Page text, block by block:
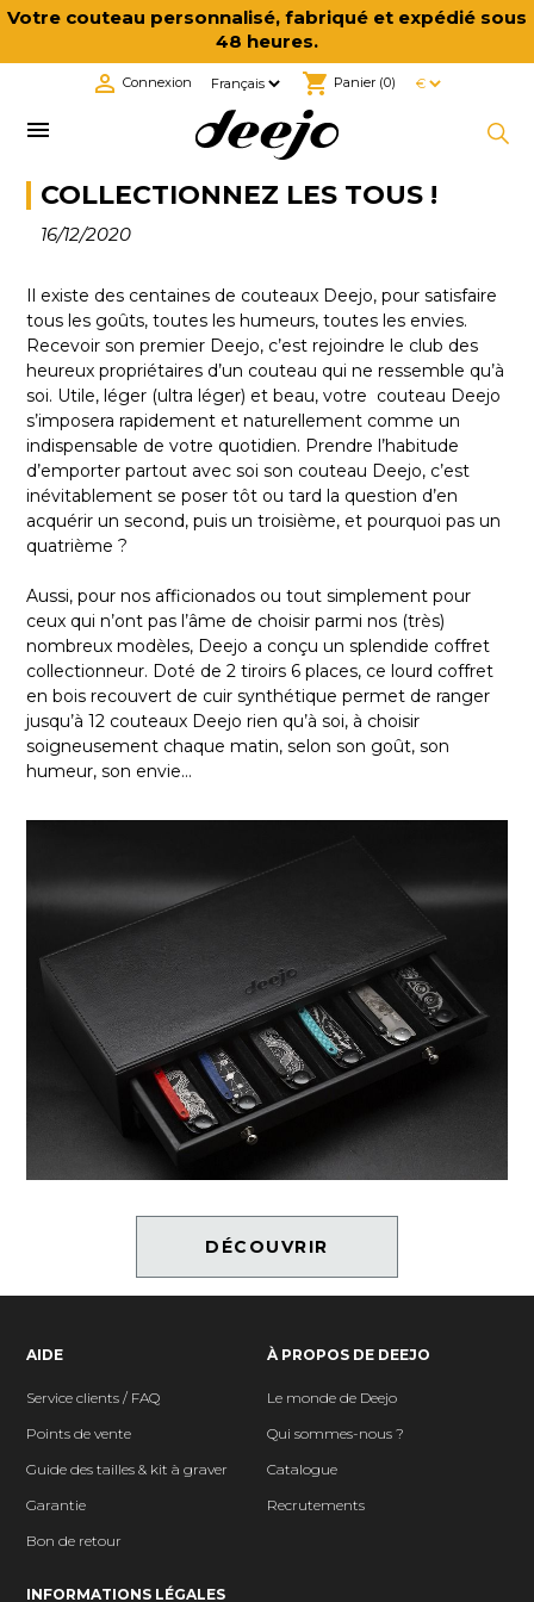
Votre couteau personnalisé, fabriqué et expédié sous
48 heures.
shopping_cart Panier (0)
 Connexion

COLLECTIONNEZ LES TOUS !
16/12/2020
Il existe des centaines de couteaux Deejo, pour satisfaire
tous les goûts, toutes les humeurs, toutes les envies.
Recevoir son premier Deejo, c’est rejoindre le club des
heureux propriétaires d’un couteau qui ne ressemble qu’à
soi. Utile, léger (ultra léger) et beau, votre couteau Deejo
s’imposera rapidement et naturellement comme un
indispensable de votre quotidien. Prendre l’habitude
d’emporter partout avec soi son couteau Deejo, c’est
inévitablement se poser tôt ou tard la question d’en
acquérir un second, puis un troisième, et pourquoi pas un
quatrième ?
Aussi, pour nos afficionados ou tout simplement pour
ceux qui n’ont pas l’âme de choisir parmi nos (très)
nombreux modèles, Deejo a conçu un splendide coffret
collectionneur. Doté de 2 tiroirs 6 places, ce lourd coffret
en bois recouvert de cuir synthétique permet de ranger
jusqu’à 12 couteaux Deejo rien qu’à soi, à choisir
soigneusement chaque matin, selon son goût, son
humeur, son envie…
DÉCOUVRIR
AIDE
Service clients / FAQ
Points de vente
Guide des tailles & kit à graver
Garantie
Bon de retour
À PROPOS DE DEEJO
Le monde de Deejo
Qui sommes-nous ?
Catalogue
Recrutements
INFORMATIONS LÉGALES